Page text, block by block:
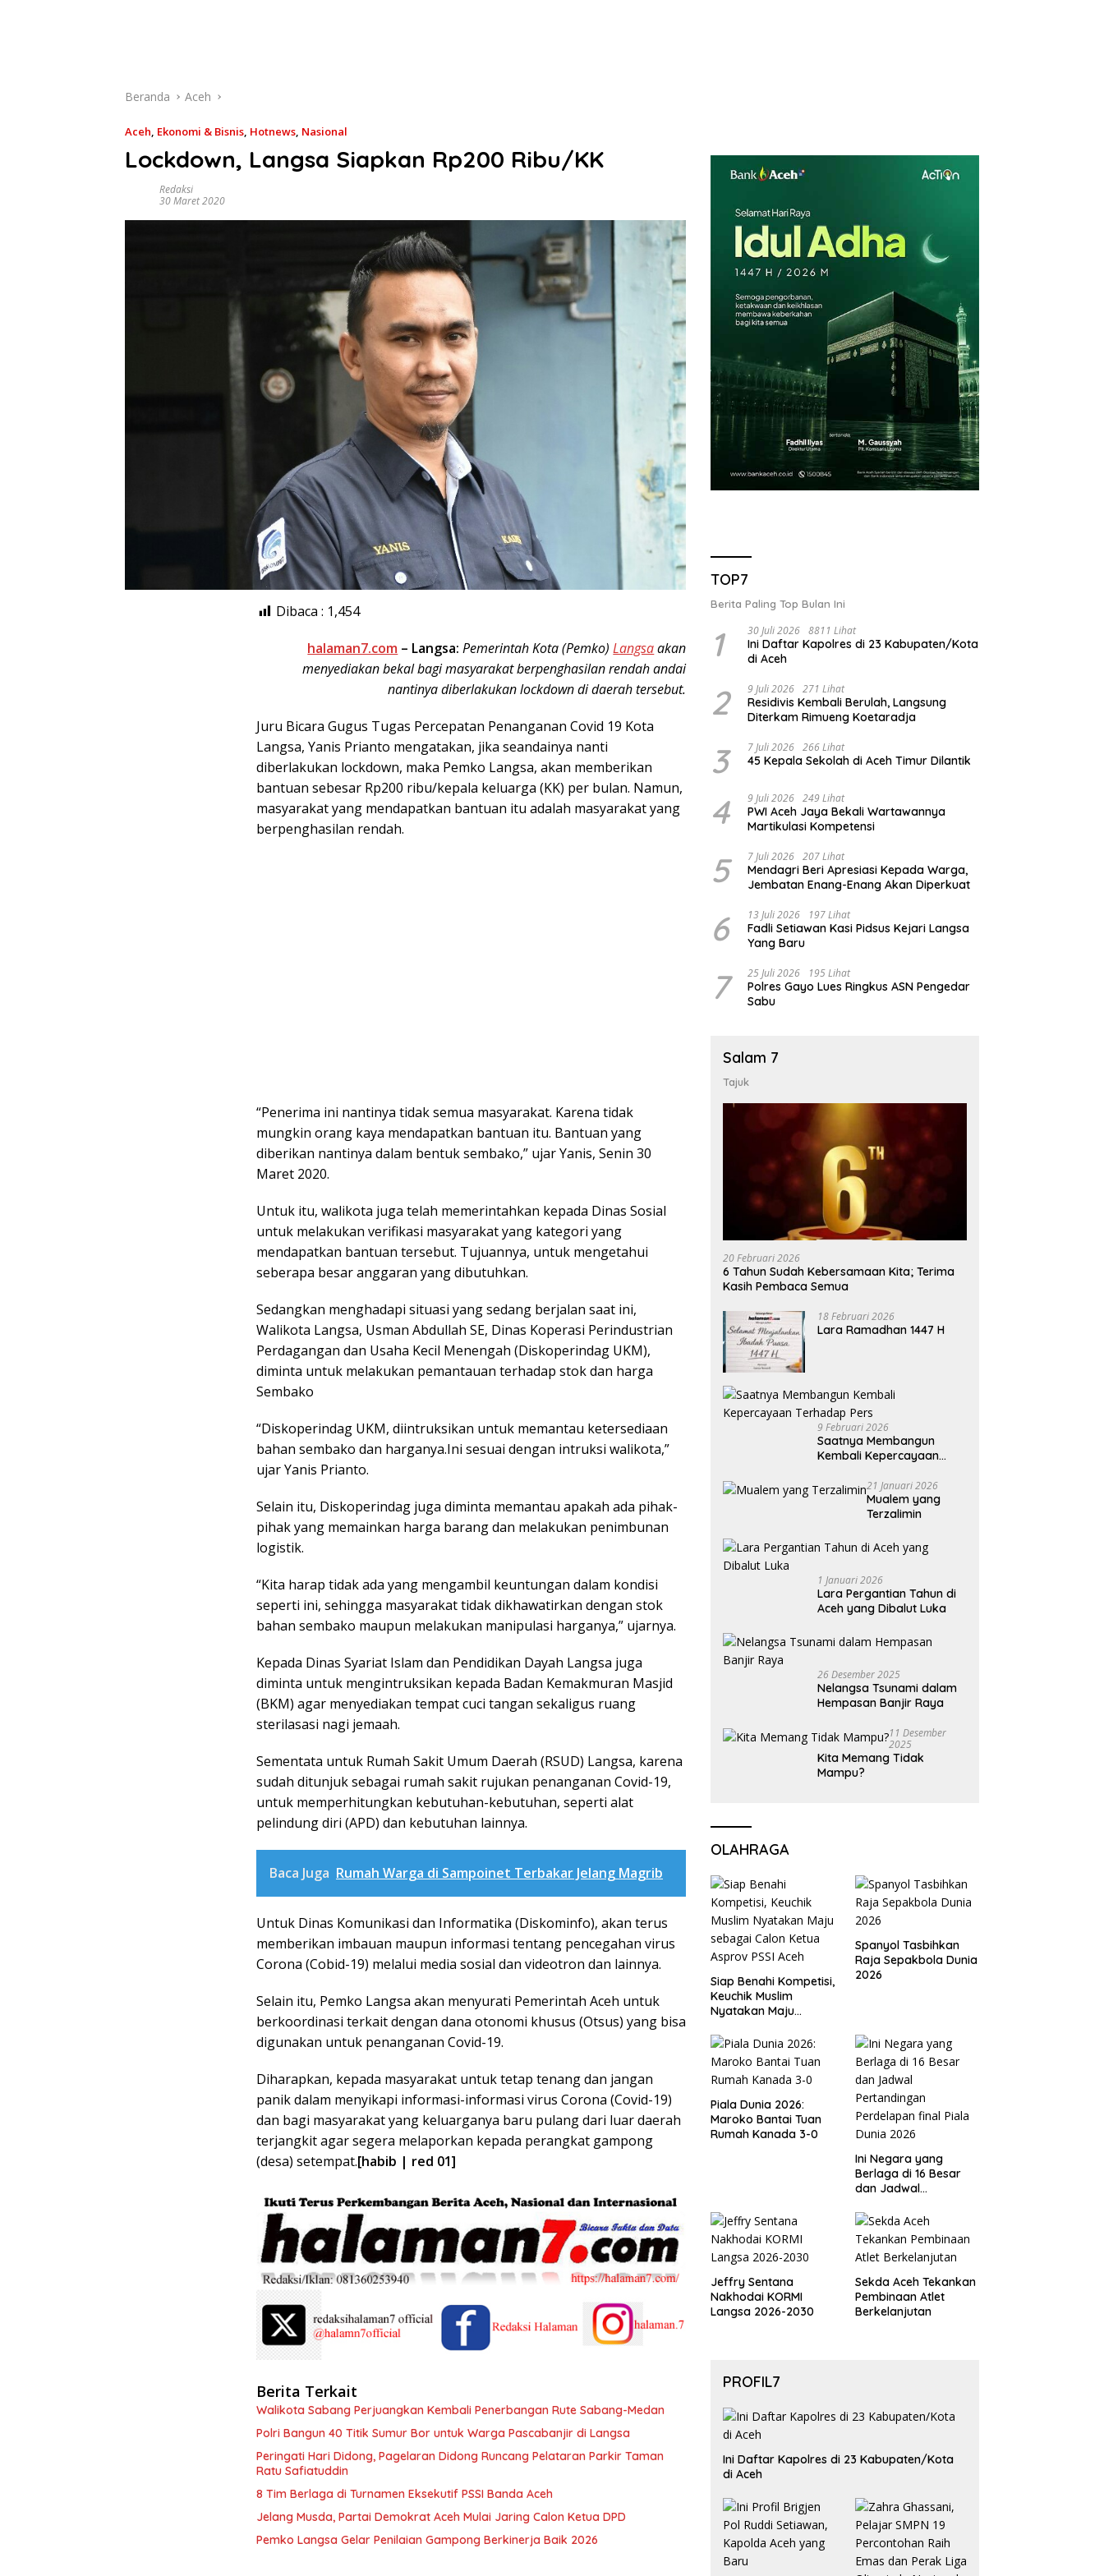
Beranda Aceh
Aceh, Ekonomi & Bisnis, Hotnews, Nasional
Lockdown, Langsa Siapkan Rp200 Ribu/KK
Redaksi
30 Maret 2020
Dibaca : 1,454
halaman7.com – Langsa: Pemerintah Kota (Pemko)Langsaakan
menyediakan bekal bagi masyarakat berpenghasilan rendah andai
nantinya diberlakukan lockdown di daerah tersebut.
Juru Bicara Gugus Tugas Percepatan Penanganan Covid 19 Kota
Langsa, Yanis Prianto mengatakan, jika seandainya nanti
diberlakukan lockdown, maka Pemko Langsa, akan memberikan
bantuan sebesar Rp200 ribu/kepala keluarga (KK) per bulan. Namun,
masyarakat yang mendapatkan bantuan itu adalah masyarakat yang
berpenghasilan rendah.
“Penerima ini nantinya tidak semua masyarakat. Karena tidak
mungkin orang kaya mendapatkan bantuan itu. Bantuan yang
diberikan nantinya dalam bentuk sembako,” ujar Yanis, Senin 30
Maret 2020.
Untuk itu, walikota juga telah memerintahkan kepada Dinas Sosial
untuk melakukan verifikasi masyarakat yang kategori yang
mendapatkan bantuan tersebut. Tujuannya, untuk mengetahui
seberapa besar anggaran yang dibutuhkan.
Sedangkan menghadapi situasi yang sedang berjalan saat ini,
Walikota Langsa, Usman Abdullah SE, Dinas Koperasi Perindustrian
Perdagangan dan Usaha Kecil Menengah (Diskoperindag UKM),
diminta untuk melakukan pemantauan terhadap stok dan harga
Sembako
“Diskoperindag UKM, diintruksikan untuk memantau ketersediaan
bahan sembako dan harganya.Ini sesuai dengan intruksi walikota,”
ujar Yanis Prianto.
Selain itu, Diskoperindag juga diminta memantau apakah ada pihak-
pihak yang memainkan harga barang dan melakukan penimbunan
logistik.
“Kita harap tidak ada yang mengambil keuntungan dalam kondisi
seperti ini, sehingga masyarakat tidak dikhawatirkan dengan stok
bahan sembako maupun melakukan manipulasi harganya,” ujarnya.
Kepada Dinas Syariat Islam dan Pendidikan Dayah Langsa juga
diminta untuk mengintruksikan kepada Badan Kemakmuran Masjid
(BKM) agar menyediakan tempat cuci tangan sekaligus ruang
sterilasasi nagi jemaah.
Sementata untuk Rumah Sakit Umum Daerah (RSUD) Langsa, karena
sudah ditunjuk sebagai rumah sakit rujukan penanganan Covid-19,
untuk memperhitungkan kebutuhan-kebutuhan, seperti alat
pelindung diri (APD) dan kebutuhan lainnya.
Baca Juga Rumah Warga di Sampoinet Terbakar Jelang Magrib
Untuk Dinas Komunikasi dan Informatika (Diskominfo), akan terus
memberikan imbauan maupun informasi tentang pencegahan virus
Corona (Cobid-19) melalui media sosial dan videotron dan lainnya.
Selain itu, Pemko Langsa akan menyurati Pemerintah Aceh untuk
berkoordinasi terkait dengan dana otonomi khusus (Otsus) yang bisa
digunakan untuk penanganan Covid-19.
Diharapkan, kepada masyarakat untuk tetap tenang dan jangan
panik dalam menyikapi informasi-informasi virus Corona (Covid-19)
dan bagi masyarakat yang keluarganya baru pulang dari luar daerah
terjangkit agar segera melaporkan kepada perangkat gampong
(desa) setempat.[habib | red 01]
Berita Terkait
Walikota Sabang Perjuangkan Kembali Penerbangan Rute Sabang-Medan
Polri Bangun 40 Titik Sumur Bor untuk Warga Pascabanjir di Langsa
Peringati Hari Didong, Pagelaran Didong Runcang Pelataran Parkir Taman
Ratu Safiatuddin
8 Tim Berlaga di Turnamen Eksekutif PSSI Banda Aceh
Jelang Musda, Partai Demokrat Aceh Mulai Jaring Calon Ketua DPD
Pemko Langsa Gelar Penilaian Gampong Berkinerja Baik 2026
TOP7
Berita Paling Top Bulan Ini
1 30 Juli 2026 8811 Lihat
Ini Daftar Kapolres di 23 Kabupaten/Kota
di Aceh
2 9 Juli 2026 271 Lihat
Residivis Kembali Berulah, Langsung
Diterkam Rimueng Koetaradja
3 7 Juli 2026 266 Lihat
45 Kepala Sekolah di Aceh Timur Dilantik
4 9 Juli 2026 249 Lihat
PWI Aceh Jaya Bekali Wartawannya
Martikulasi Kompetensi
5 7 Juli 2026 207 Lihat
Mendagri Beri Apresiasi Kepada Warga,
Jembatan Enang-Enang Akan Diperkuat
6 13 Juli 2026 197 Lihat
Fadli Setiawan Kasi Pidsus Kejari Langsa
Yang Baru
7 25 Juli 2026 195 Lihat
Polres Gayo Lues Ringkus ASN Pengedar
Sabu
Salam 7
Tajuk
20 Februari 2026
6 Tahun Sudah Kebersamaan Kita; Terima
Kasih Pembaca Semua
18 Februari 2026
Lara Ramadhan 1447 H
9 Februari 2026
Saatnya Membangun
Kembali Kepercayaan
21 Januari 2026
Mualem yang
Terzalimin
1 Januari 2026
Lara Pergantian Tahun di
Aceh yang Dibalut Luka
26 Desember 2025
Nelangsa Tsunami dalam
Hempasan Banjir Raya
11 Desember
2025
Kita Memang Tidak
Mampu?
OLAHRAGA
Siap Benahi Kompetisi,
Keuchik Muslim
Nyatakan Maju
Asprov PSSI Aceh
Spanyol Tasbihkan
Raja Sepakbola Dunia
2026
Piala Dunia 2026:
Maroko Bantai Tuan
Rumah Kanada 3-0
Ini Negara yang
Berlaga di 16 Besar
dan Jadwal
Perdelapan final Piala
Dunia 2026
Jeffry Sentana
Nakhodai KORMI
Langsa 2026-2030
Sekda Aceh Tekankan
Pembinaan Atlet
Berkelanjutan
PROFIL7
Ini Daftar Kapolres di 23 Kabupaten/Kota
di Aceh